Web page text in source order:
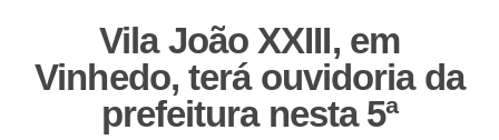
Vila João XXIII, em
Vinhedo, terá ouvidoria da
prefeitura nesta 5ª